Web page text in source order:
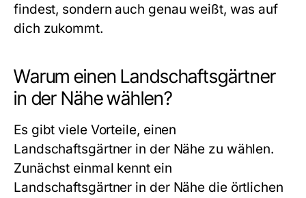
findest, sondern auch genau weißt, was auf
dich zukommt.
Warum einen Landschaftsgärtner
in der Nähe wählen?
Es gibt viele Vorteile, einen
Landschaftsgärtner in der Nähe zu wählen.
Zunächst einmal kennt ein
Landschaftsgärtner in der Nähe die örtlichen